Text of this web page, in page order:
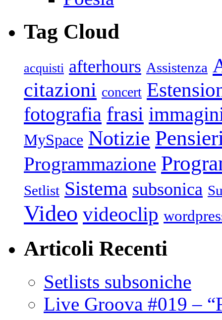
Tag Cloud
acquisti afterhours Assistenza
citazioni concert
fotografia frasi
MySpace Notizie
Programmazione
Setlist Sistema subsonica
Video videoclip
Articoli Recenti
Setlists subsoniche
Live Groova #019 –